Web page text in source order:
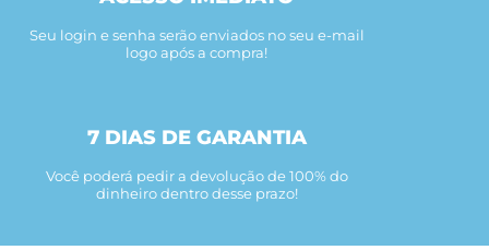
Seu login e senha serão enviados no seu e-mail
logo após a compra!
7 DIAS DE GARANTIA
Você poderá pedir a devolução de 100% do
dinheiro dentro desse prazo!